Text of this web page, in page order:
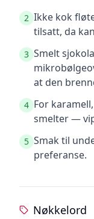
2 Ikke kok
tilsatt, da
3 Smelt
at den
4 For
smelter —
5 Smak til
preferanse.
Nøkkelord